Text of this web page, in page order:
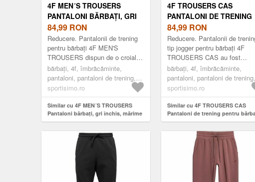
4F MEN´S TROUSERS
PANTALONI BĂRBAȚI, GRI
ÎNCHIS, MĂRIME
84,99 RON
Reducere. Pantalonii de trening
pentru bărbați 4F MEN'S
TROUSERS dispun de o croială
de tip jogger și sunt confecționați
din tricot moale, cu un efect acid
w...
bărbați, 4f, îmbrăcăminte,
pantaloni, pantaloni de trening,
fashion, gri închis
sportisimo.ro
Similar cu 4F MEN´S TROUSERS
Pantaloni bărbați, gri închis, mărime
4F TROUSERS CAS
PANTALONI DE TRENING
PENTRU BĂRBAȚI, KAKI,
MĂRIME
84,99 RON
Reducere. Pantalonii de
tip jogger pentru bărbați 4F
TROUSERS CAS au fost
confecționați dintr-o țesătură
tricotată plăcută la atingere, cu
periaj pe ...
bărbați, 4f, îmbrăcăminte,
pantaloni, pantaloni de trening,
fashion, kaki
sportisimo.ro
Similar cu 4F TROUSERS CAS
Pantaloni de trening pentru
kaki, mărime